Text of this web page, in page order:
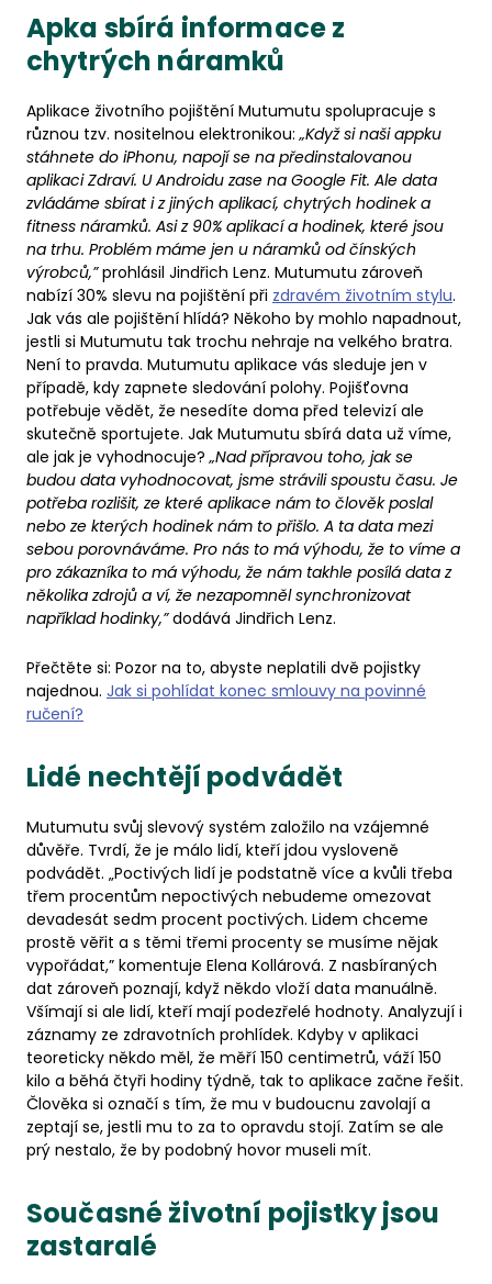
Apka sbírá informace z
chytrých náramků
Aplikace životního pojištění Mutumutu spolupracuje s
různou tzv. nositelnou elektronikou:„Když si naši appku
stáhnete do iPhonu, napojí se na předinstalovanou
aplikaci Zdraví. U Androidu zase na Google Fit. Ale data
zvládáme sbírat i z jiných aplikací, chytrých hodinek a
fitness náramků. Asi z 90% aplikací a hodinek, které jsou
na trhu. Problém máme jen u náramků od čínských
výrobců,”prohlásil Jindřich Lenz. Mutumutu zároveň
nabízí 30% slevu na pojištění při zdravém životním stylu.
Jak vás ale pojištění hlídá? Někoho by mohlo napadnout,
jestli si Mutumutu tak trochu nehraje na velkého bratra.
Není to pravda. Mutumutu aplikace vás sleduje jen v
případě, kdy zapnete sledování polohy. Pojišťovna
potřebuje vědět, že nesedíte doma před televizí ale
skutečně sportujete. Jak Mutumutu sbírá data už víme,
ale jak je vyhodnocuje? „Nad přípravou toho, jak se
budou data vyhodnocovat, jsme strávili spoustu času. Je
potřeba rozlišit, ze které aplikace nám to člověk poslal
nebo ze kterých hodinek nám to přišlo. A ta data mezi
sebou porovnáváme. Pro nás to má výhodu, že to víme a
pro zákazníka to má výhodu, že nám takhle posílá data z
několika zdrojů a ví, že nezapomněl synchronizovat
například hodinky,”dodává Jindřich Lenz.
Přečtěte si: Pozor na to, abyste neplatili dvě pojistky
najednou. Jak si pohlídat konec smlouvy na povinné
ručení?
Lidé nechtějí podvádět
Mutumutu svůj slevový systém založilo na vzájemné
důvěře. Tvrdí, že je málo lidí, kteří jdou vysloveně
podvádět. „Poctivých lidí je podstatně více a kvůli třeba
třem procentům nepoctivých nebudeme omezovat
devadesát sedm procent poctivých. Lidem chceme
prostě věřit a s těmi třemi procenty se musíme nějak
vypořádat,” komentuje Elena Kollárová. Z nasbíraných
dat zároveň poznají, když někdo vloží data manuálně.
Všímají si ale lidí, kteří mají podezřelé hodnoty. Analyzují i
záznamy ze zdravotních prohlídek. Kdyby v aplikaci
teoreticky někdo měl, že měří 150 centimetrů, váží 150
kilo a běhá čtyři hodiny týdně, tak to aplikace začne řešit.
Člověka si označí s tím, že mu v budoucnu zavolají a
zeptají se, jestli mu to za to opravdu stojí. Zatím se ale
prý nestalo, že by podobný hovor museli mít.
Současné životní pojistky jsou
zastaralé